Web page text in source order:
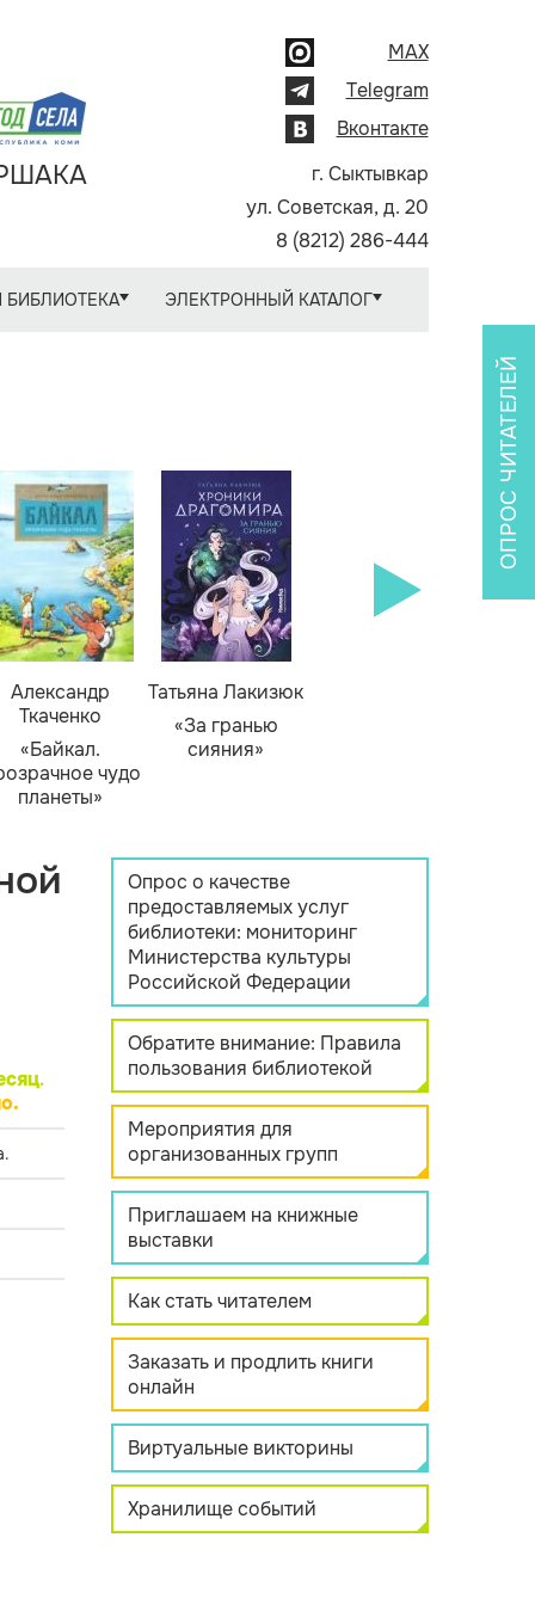
MAX
Telegram
Вконтакте
г. Сыктывкар
ул. Советская, д. 20
8 (8212) 286-444
БИБЛИОТЕКА ЭЛЕКТРОННЫЙ КАТАЛОГ
Александр
Ткаченко
«Байкал.
чудо
планеты»
Татьяна Лакизюк
«За гранью
сияния»
.
ОПРОС ЧИТАТЕЛЕЙ
Опрос о качестве
предоставляемых услуг
библиотеки: мониторинг
Министерства культуры
Российской Федерации
Обратите внимание: Правила
пользования библиотекой
Мероприятия для
организованных групп
Приглашаем на книжные
выставки
Как стать читателем
Заказать и продлить книги
онлайн
Виртуальные викторины
Хранилище событий